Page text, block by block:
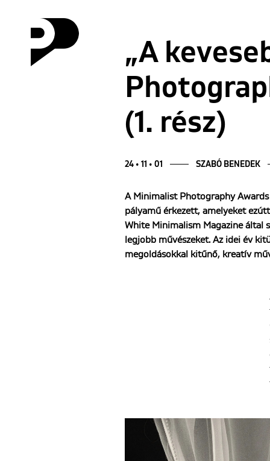
„A
(1. rész)
24 • 11 • 01 SZABÓ BENEDEK
A Minimalist Photography
pályamű érkezett, amelyeket
White Minimalism Magazine által
legjobb művészeket. Az idei év
megoldásokkal kitűnő, kreatív